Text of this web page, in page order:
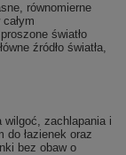
równomierne
światło
źródło światła,
wilgoć, zachlapania i
do łazienek oraz
bez obaw o